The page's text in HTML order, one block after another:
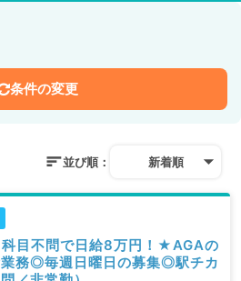
条件の変更
並び順： 新着順
科目不問で日給8万円！★AGAの
務◎毎週日曜日の募集◎駅チカ